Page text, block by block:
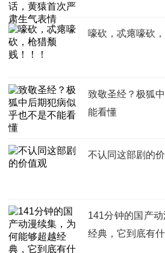
嚎砍，忒瘪嚎砍
致敬圣经？极狐
能看懂
不认同这部剧的
141分钟的国产
经典，它到底有